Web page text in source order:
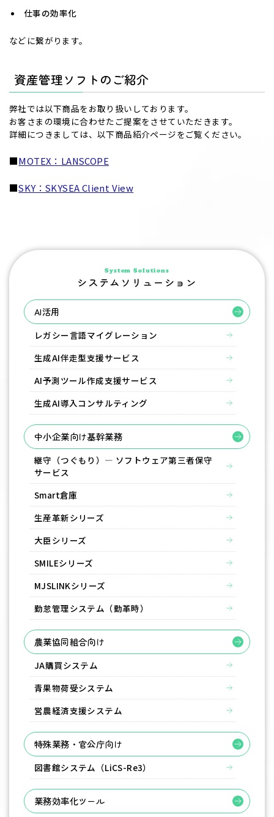
仕事の効率化
などに繋がります。
資産管理ソフトのご紹介
弊社では以下商品をお取り扱いしております。
お客さまの環境に合わせたご提案をさせていただきます。
詳細につきましては、以下商品紹介ページをご覧ください。
■MOTEX：LANSCOPE
■SKY：SKYSEA Client View
System Solutions
システムソリューション
AI活用
レガシー言語マイグレーション
生成AI伴走型支援サービス
AI予測ツール作成支援サービス
生成AI導入コンサルティング
中小企業向け基幹業務
継守（つぐもり）― ソフトウェア第三者保守
サービス
Smart倉庫
生産革新シリーズ
大臣シリーズ
SMILEシリーズ
MJSLINKシリーズ
勤怠管理システム（勤革時）
農業協同組合向け
JA購買システム
青果物荷受システム
営農経済支援システム
特殊業務・官公庁向け
図書館システム（LiCS-Re3）
業務効率化ツール